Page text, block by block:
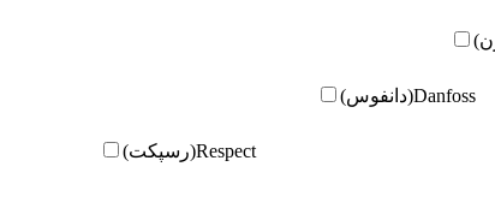
Danfoss(دانفوس)
Respect(رسپکت)